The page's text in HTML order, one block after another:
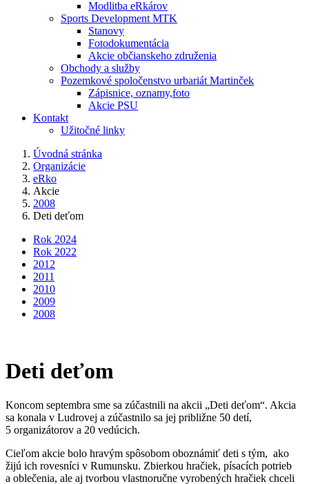
Modlitba eRkárov
Sports Development MTK
Stanovy
Fotodokumentácia
Akcie občianskeho združenia
Obchody a služby
Pozemkové spoločenstvo urbariát Martinček
Zápisnice, oznamy,foto
Akcie PSU
Kontakt
Užitočné linky
Úvodná stránka
Organizácie
eRko
Akcie
2008
Deti deťom
Rok 2024
Rok 2022
2012
2011
2010
2009
2008
Deti deťom
Koncom septembra sme sa zúčastnili na akcii „Deti deťom“. Akcia
sa konala v Ludrovej a zúčastnilo sa jej približne 50 detí,
5 organizátorov a 20 vedúcich.
Cieľom akcie bolo hravým spôsobom oboznámiť deti s tým, ako
žijú ich rovesníci v Rumunsku. Zbierkou hračiek, písacích potrieb
a oblečenia, ale aj tvorbou vlastnoručne vyrobených hračiek chceli